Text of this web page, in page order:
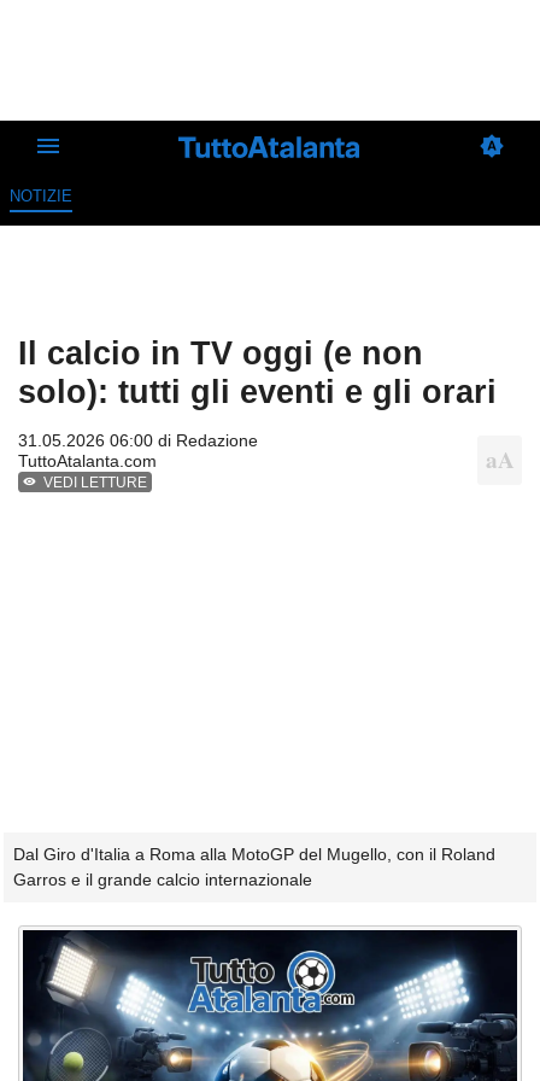
NOTIZIE
Il calcio in TV oggi (e non
solo): tutti gli eventi e gli orari
31.05.2026 06:00 di Redazione
TuttoAtalanta.com
VEDI LETTURE
Dal Giro d'Italia a Roma alla MotoGP del Mugello, con il Roland
Garros e il grande calcio internazionale